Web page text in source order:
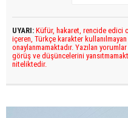
UYARI: Küfür, hakaret, rencide edici
içeren, Türkçe karakter
onaylanmamaktadır. Yazılan
görüş ve düşüncelerini
niteliktedir.